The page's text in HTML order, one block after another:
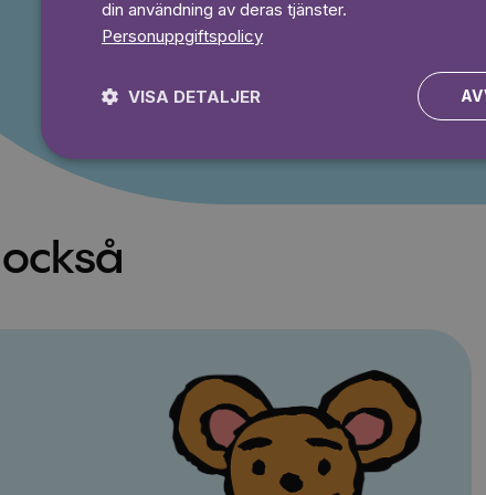
Kampanjen gäller nya
din användning av deras tjänster.
Personuppgiftspolicy
VISA DETALJER